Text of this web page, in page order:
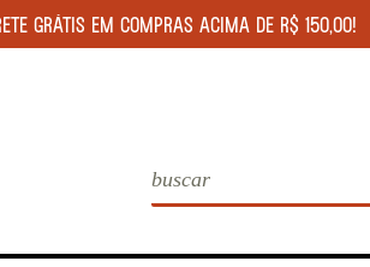
GRÁTIS EM COMPRAS ACIMA DE R$ 150,00!